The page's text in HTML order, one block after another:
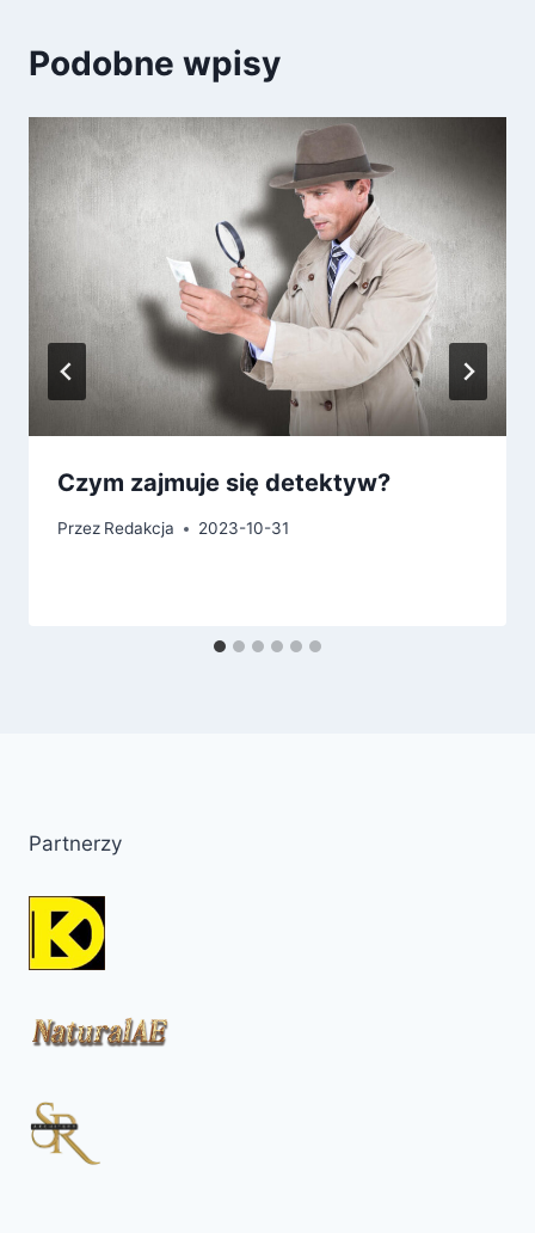
Podobne wpisy
Czym zajmuje się detektyw?
Przez Redakcja 2023-10-31
Partnerzy